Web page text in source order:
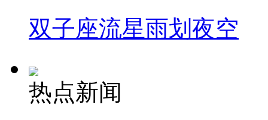
双子座流星雨划夜空
热点新闻